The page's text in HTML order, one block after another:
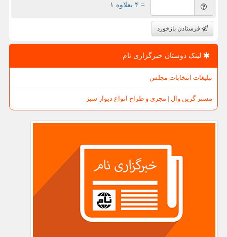
= ۴ بعلاوه ۱
فرستادن بازخورد
لینک دوستان خبرگزاری نام
تبلیغات انتخابات مجلس
مستر گرین وال | مجری و طراح انواع دیوار سبز